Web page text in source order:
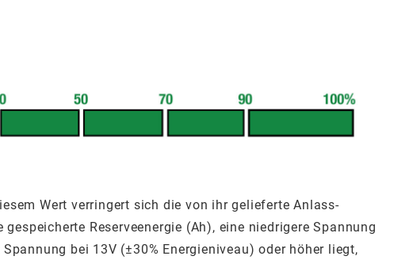
Wert verringert sich die von ihr gelieferte Anlass-
Reserveenergie (Ah), eine niedrigere Spannung
bei 13V (±30% Energieniveau) oder höher liegt,